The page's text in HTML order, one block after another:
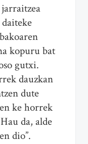
jarraitzea
kopuru bat
gutxi.
dauzkan
dute
ke horrek
da, alde
dio”.